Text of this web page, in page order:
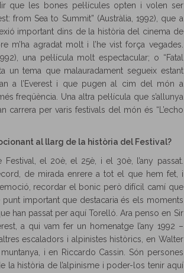
que les bones pel·lícules opten i volen ser
from Sea to Summit” (Austràlia, 1992), que a
important dins de la història del cinema de
m’ha agradat molt i l’he vist força vegades.
una pel·lícula molt espectacular; o “Fatal
un tema que malauradament segueix estant
a l’Everest i que pugen al cim del món a
freqüència. Una altra pel·lícula que s’allunya
carrera per varis festivals del món és “L’echo
al llarg de la història del Festival?
el 20è, el 25è, i el 30è, l’any passat.
de mirada enrere a tot el que hem fet, i
recordar el bonic però difícil camí que
important que destacaria és els moments
han passat per aquí Torelló. Ara penso en Sir
a qui vam fer un homenatge l’any 1992 –
escaladors i alpinistes històrics, en Walter
i en Riccardo Cassin. Són persones
la història de l’alpinisme i poder-los tenir aquí